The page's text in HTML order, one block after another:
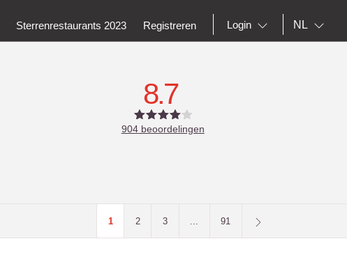
Sterrenrestaurants 2023 Registreren Login NL
8.7
904beoordelingen
1 2 3 ... 91